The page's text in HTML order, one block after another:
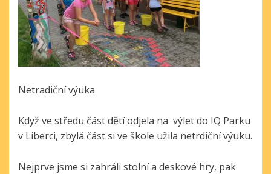
Netradiční výuka
Když ve středu část dětí odjela na výlet do IQ Parku
v Liberci, zbylá část si ve škole užila netrdiční výuku.
Nejprve jsme si zahráli stolní a deskové hry, pak